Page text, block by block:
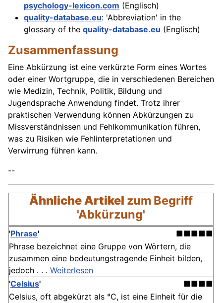
psychology-lexicon.com (Englisch)
quality-database.eu: 'Abbreviation' in the
glossary of the quality-database.eu (Englisch)
Zusammenfassung
Eine Abkürzung ist eine verkürzte Form eines Wortes
oder einer Wortgruppe, die in verschiedenen Bereichen
wie Medizin, Technik, Politik, Bildung und
Jugendsprache Anwendung findet. Trotz ihrer
praktischen Verwendung können Abkürzungen zu
Missverständnissen und Fehlkommunikation führen,
was zu Risiken wie Fehlinterpretationen und
Verwirrung führen kann.
--
Ähnliche Artikel zum Begriff
'Abkürzung'
'Phrase'
■■■■■
Phrase bezeichnet eine Gruppe von Wörtern, die
zusammen eine bedeutungstragende Einheit bilden,
jedoch . . . Weiterlesen
'Celsius'
■■■■
Celsius, oft abgekürzt als °C, ist eine Einheit für die